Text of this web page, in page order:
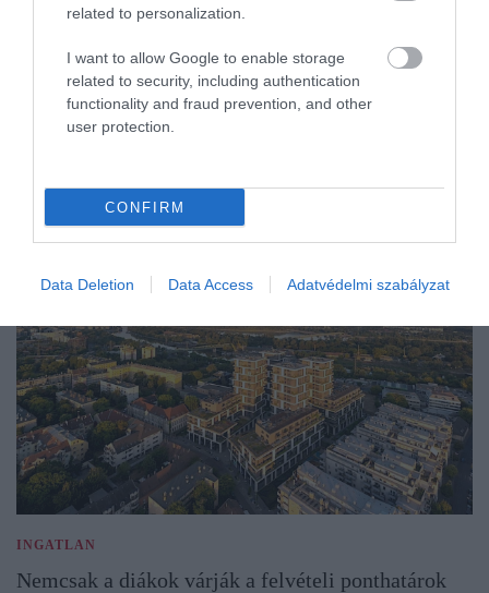
related to personalization.
I want to allow Google to enable storage
related to security, including authentication
functionality and fraud prevention, and other
user protection.
CONFIRM
Data Deletion Data Access Adatvédelmi szabályzat
INGATLAN
Nemcsak a diákok várják a felvételi ponthatárok